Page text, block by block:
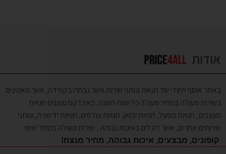
אודות
באתר אוסף ייחודי של חנויות ונותני שירות אשר נבחרו בקפידה, אשר מאמינים
בשירות מעולה במחיר מעולה כל ימות השנה, באינדקס מוצגים חנויות
מעצבים, חנויות מפעל, חנויות יבואן, חנויות עודפים, חנויות יד שניה, ונותני
שירותים אחרים, אשר דוגלים באיכות גבוהה , שירות מעולה במחיר שפוי .
קופונים, מבצעים, איכות גבוהה, מחיר מנצח!